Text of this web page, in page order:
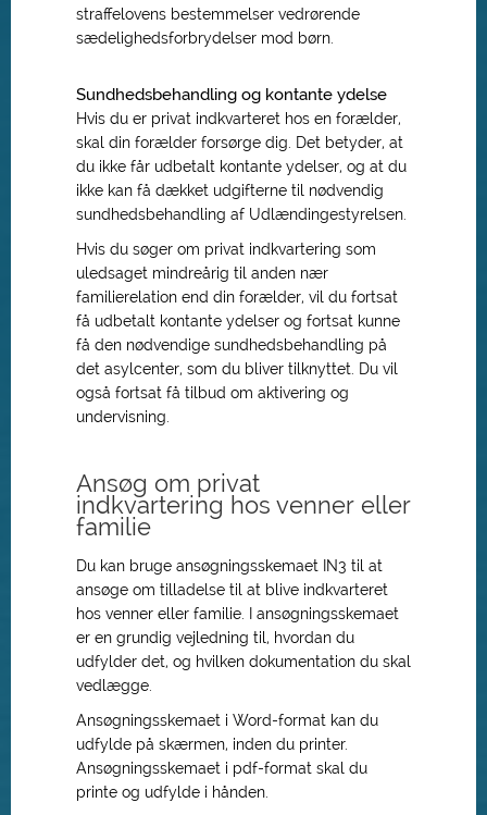
straffelovens bestemmelser vedrørende
sædelighedsforbrydelser mod børn.
Sundhedsbehandling og kontante ydelse
Hvis du er privat indkvarteret hos en forælder,
skal din forælder forsørge dig. Det betyder, at
du ikke får udbetalt kontante ydelser, og at du
ikke kan få dækket udgifterne til nødvendig
sundhedsbehandling af Udlændingestyrelsen.
Hvis du søger om privat indkvartering som
uledsaget mindreårig til anden nær
familierelation end din forælder, vil du fortsat
få udbetalt kontante ydelser og fortsat kunne
få den nødvendige sundhedsbehandling på
det asylcenter, som du bliver tilknyttet. Du vil
også fortsat få tilbud om aktivering og
undervisning.
Ansøg om privat
indkvartering hos venner eller
familie
Du kan bruge ansøgningsskemaet IN3 til at
ansøge om tilladelse til at blive indkvarteret
hos venner eller familie. I ansøgningsskemaet
er en grundig vejledning til, hvordan du
udfylder det, og hvilken dokumentation du skal
vedlægge.
Ansøgningsskemaet i Word-format kan du
udfylde på skærmen, inden du printer.
Ansøgningsskemaet i pdf-format skal du
printe og udfylde i hånden.